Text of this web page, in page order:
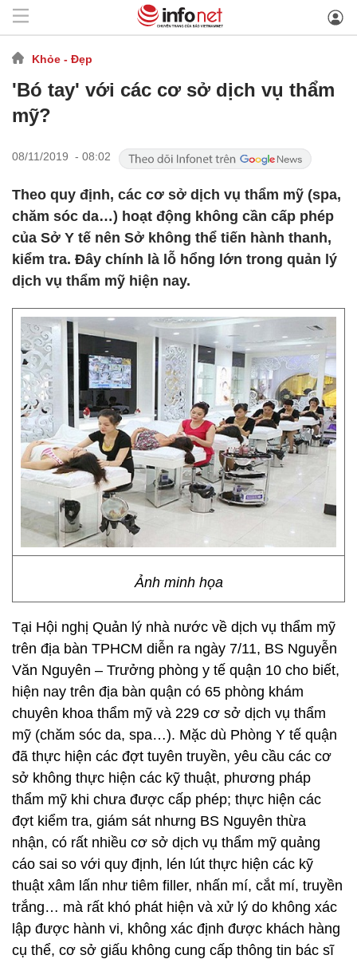
Khỏe - Đẹp
'Bó tay' với các cơ sở dịch vụ thẩm
mỹ?
08/11/2019 - 08:02
Theo quy định, các cơ sở dịch vụ thẩm mỹ (spa,
chăm sóc da…) hoạt động không cần cấp phép
của Sở Y tế nên Sở không thể tiến hành thanh,
kiểm tra. Đây chính là lỗ hổng lớn trong quản lý
dịch vụ thẩm mỹ hiện nay.
Ảnh minh họa
Tại Hội nghị Quản lý nhà nước về dịch vụ thẩm mỹ
trên địa bàn TPHCM diễn ra ngày 7/11, BS Nguyễn
Văn Nguyên – Trưởng phòng y tế quận 10 cho biết,
hiện nay trên địa bàn quận có 65 phòng khám
chuyên khoa thẩm mỹ và 229 cơ sở dịch vụ thẩm
mỹ (chăm sóc da, spa…). Mặc dù Phòng Y tế quận
đã thực hiện các đợt tuyên truyền, yêu cầu các cơ
sở không thực hiện các kỹ thuật, phương pháp
thẩm mỹ khi chưa được cấp phép; thực hiện các
đợt kiểm tra, giám sát nhưng BS Nguyên thừa
nhận, có rất nhiều cơ sở dịch vụ thẩm mỹ quảng
cáo sai so với quy định, lén lút thực hiện các kỹ
thuật xâm lấn như tiêm filler, nhấn mí, cắt mí, truyền
trắng… mà rất khó phát hiện và xử lý do không xác
lập được hành vi, không xác định được khách hàng
cụ thể, cơ sở giấu không cung cấp thông tin bác sĩ